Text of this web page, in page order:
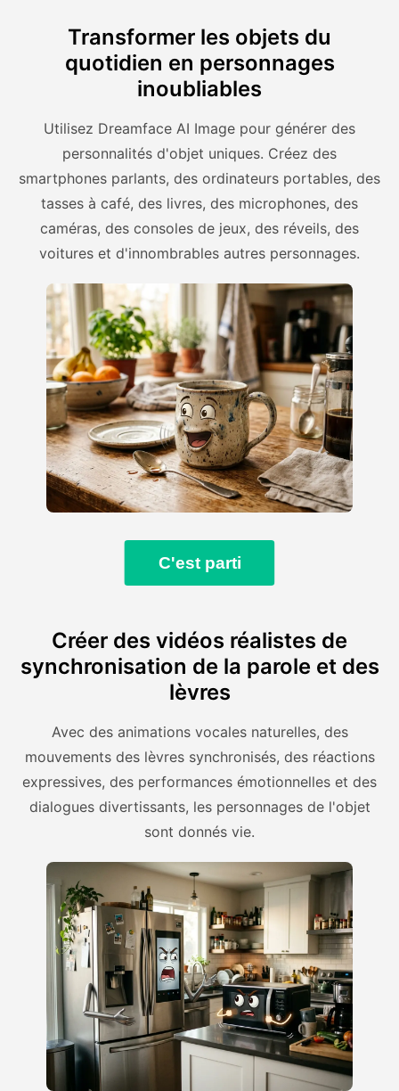
Transformer les objets du
quotidien en personnages
inoubliables
Utilisez Dreamface AI Image pour générer des
personnalités d'objet uniques. Créez des
smartphones parlants, des ordinateurs portables, des
tasses à café, des livres, des microphones, des
caméras, des consoles de jeux, des réveils, des
voitures et d'innombrables autres personnages.
C'est parti
Créer des vidéos réalistes de
synchronisation de la parole et des
lèvres
Avec des animations vocales naturelles, des
mouvements des lèvres synchronisés, des réactions
expressives, des performances émotionnelles et des
dialogues divertissants, les personnages de l'objet
sont donnés vie.